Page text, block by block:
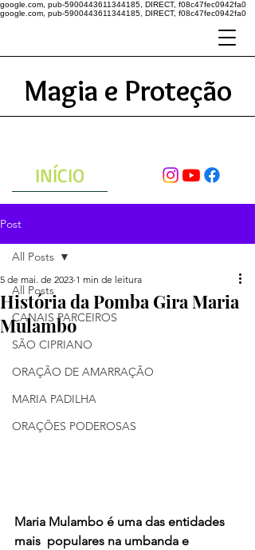
google.com, pub-5900443611344185, DIRECT, f08c47fec0942fa0
google.com, pub-5900443611344185, DIRECT, f08c47fec0942fa0
Magia e Proteção
INÍCIO
Post
All Posts
CANAIS PARCEIROS
SÃO CIPRIANO
ORAÇÃO DE AMARRAÇÃO
MARIA PADILHA
ORAÇÕES PODEROSAS
All Posts
História da Pomba Gira Maria
Mulambo
5 de mai. de 2023 1 min de leitura
Maria Mulambo é uma das entidades
mais  populares na umbanda e